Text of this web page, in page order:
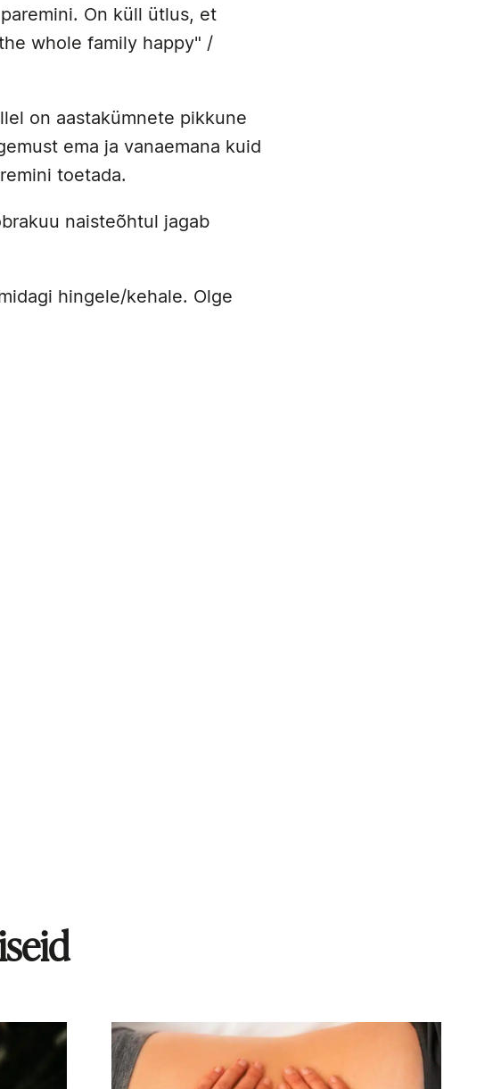
On küll ütlus, et
whole family happy" /
on aastakümnete pikkune
ema ja vanaemana kuid
toetada.
naisteõhtul jagab
hingele/kehale. Olge